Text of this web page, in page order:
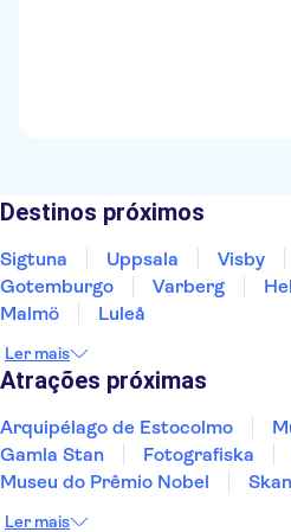
Destinos próximos
Sigtuna Uppsala Visby
Gotemburgo
Varberg
Malmö
Luleå
Ler mais
Atrações próximas
Arquipélago de Estocolmo
Gamla Stan
Fotografiska
Museu do Prêmio Nobel
Ler mais